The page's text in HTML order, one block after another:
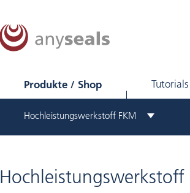
Produkte / Shop Tutorials
Hochleistungswerkstoff FKM
Hochleistungswerkstoff